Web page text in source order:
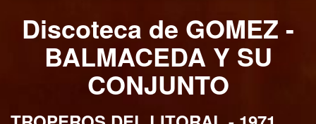
Discoteca de GOMEZ -
BALMACEDA Y SU
CONJUNTO